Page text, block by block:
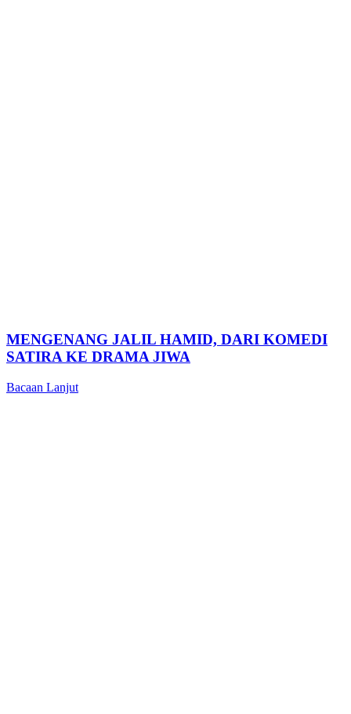
MENGENANG JALIL HAMID, DARI KOMEDI
SATIRA KE DRAMA JIWA
Bacaan Lanjut